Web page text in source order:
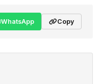
WhatsApp Copy